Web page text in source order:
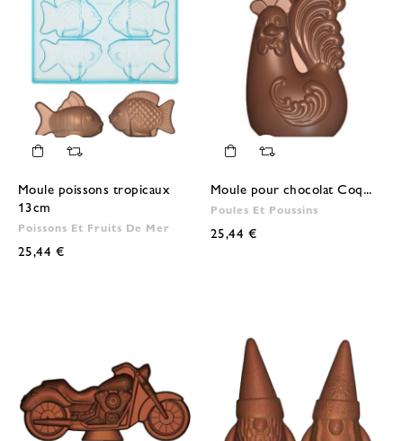
Moule poissons tropicaux
13cm
Poissons Et Fruits De Mer
25,44 €
Moule pour chocolat Coq...
Poules Et Poussins
25,44 €